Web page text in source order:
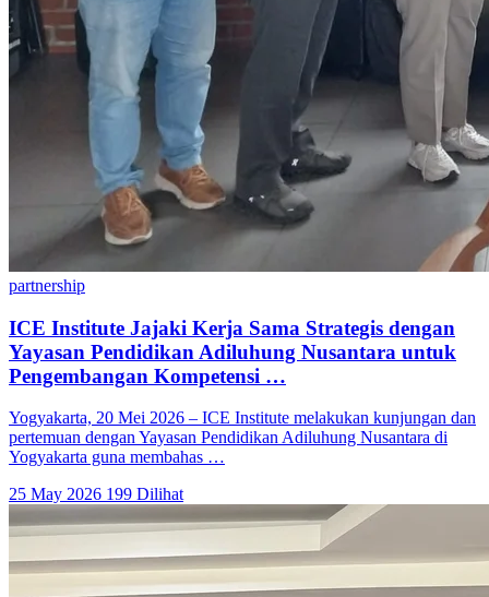
partnership
ICE Institute Jajaki Kerja Sama Strategis dengan
Yayasan Pendidikan Adiluhung Nusantara untuk
Pengembangan Kompetensi …
Yogyakarta, 20 Mei 2026 – ICE Institute melakukan kunjungan dan
pertemuan dengan Yayasan Pendidikan Adiluhung Nusantara di
Yogyakarta guna membahas …
25 May 2026 199 Dilihat